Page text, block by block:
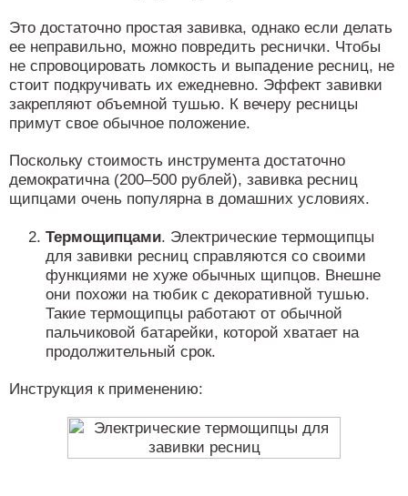
Это достаточно простая завивка, однако если делать
ее неправильно, можно повредить реснички. Чтобы
не спровоцировать ломкость и выпадение ресниц, не
стоит подкручивать их ежедневно. Эффект завивки
закрепляют объемной тушью. К вечеру ресницы
примут свое обычное положение.
Поскольку стоимость инструмента достаточно
демократична (200–500 рублей), завивка ресниц
щипцами очень популярна в домашних условиях.
Термощипцами. Электрические термощипцы
для завивки ресниц справляются со своими
функциями не хуже обычных щипцов. Внешне
они похожи на тюбик с декоративной тушью.
Такие термощипцы работают от обычной
пальчиковой батарейки, которой хватает на
продолжительный срок.
Инструкция к применению: